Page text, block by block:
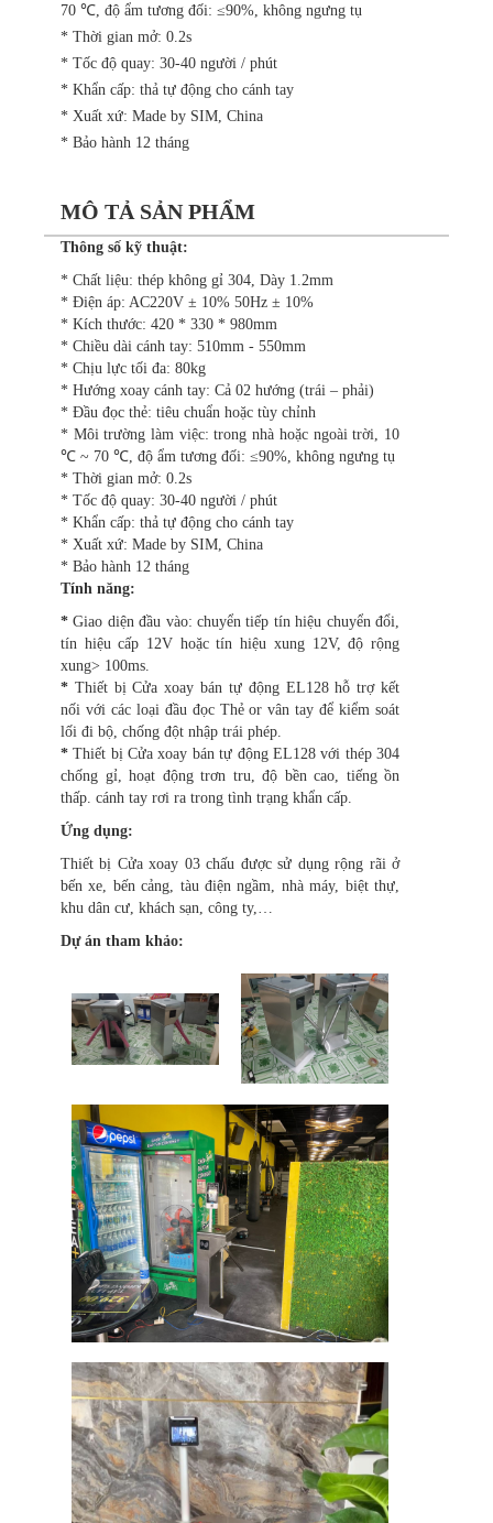
70 ℃, độ ẩm tương đối: ≤90%, không ngưng tụ
* Thời gian mở: 0.2s
* Tốc độ quay: 30-40 người / phút
* Khẩn cấp: thả tự động cho cánh tay
* Xuất xứ: Made by SIM, China
* Bảo hành 12 tháng
MÔ TẢ SẢN PHẨM
Thông số kỹ thuật:
* Chất liệu: thép không gỉ 304, Dày 1.2mm
* Điện áp: AC220V ± 10% 50Hz ± 10%
* Kích thước: 420 * 330 * 980mm
* Chiều dài cánh tay: 510mm - 550mm
* Chịu lực tối đa: 80kg
* Hướng xoay cánh tay: Cả 02 hướng (trái – phải)
* Đầu đọc thẻ: tiêu chuẩn hoặc tùy chỉnh
* Môi trường làm việc: trong nhà hoặc ngoài trời, 10
℃ ~ 70 ℃, độ ẩm tương đối: ≤90%, không ngưng tụ
* Thời gian mở: 0.2s
* Tốc độ quay: 30-40 người / phút
* Khẩn cấp: thả tự động cho cánh tay
* Xuất xứ: Made by SIM, China
* Bảo hành 12 tháng
Tính năng:
*Giao diện đầu vào: chuyển tiếp tín hiệu chuyển đổi,
tín hiệu cấp 12V hoặc tín hiệu xung 12V, độ rộng
xung> 100ms.
* Thiết bị Cửa xoay bán tự động EL128 hỗ trợ kết
nối với các loại đầu đọc Thẻ or vân tay để kiểm soát
lối đi bộ, chống đột nhập trái phép.
*Thiết bị Cửa xoay bán tự động EL128 với thép 304
chống gỉ, hoạt động trơn tru, độ bền cao, tiếng ồn
thấp. cánh tay rơi ra trong tình trạng khẩn cấp.
Ứng dụng:
Thiết bị Cửa xoay 03 chấu được sử dụng rộng rãi ở
bến xe, bến cảng, tàu điện ngầm, nhà máy, biệt thự,
khu dân cư, khách sạn, công ty,…
Dự án tham khảo: